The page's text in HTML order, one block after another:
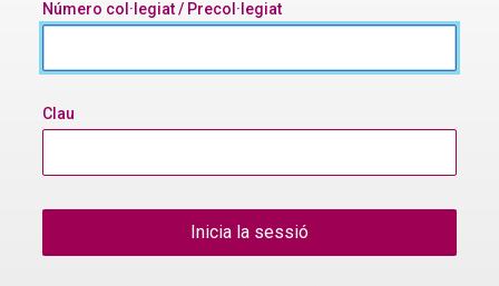
Número col·legiat / Precol·legiat
Clau